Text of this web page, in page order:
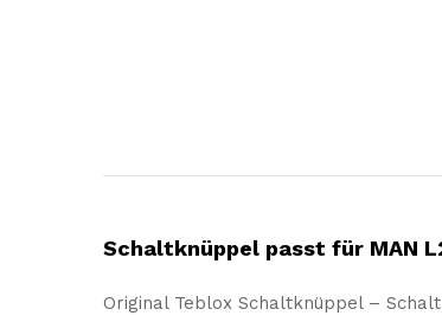
Schaltknüppel passt für MAN
Original Teblox Schaltknüppel –